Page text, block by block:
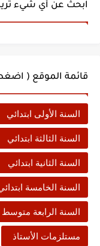
ابحث عن أي شيء
قائمة الموقع (
السنة الأولى ابتدائي
السنة الثالثة ابتدائي
السنة الثانية ابتدائي
السنة الخامسة
السنة الرابعة متوسط
مستلزمات الأستاذ